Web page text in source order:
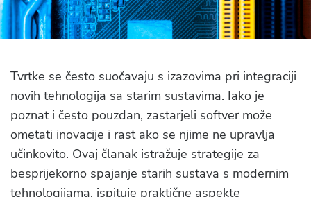
Tvrtke se često suočavaju s izazovima pri integraciji
novih tehnologija sa starim sustavima. Iako je
poznat i često pouzdan, zastarjeli softver može
ometati inovacije i rast ako se njime ne upravlja
učinkovito. Ovaj članak istražuje strategije za
besprijekorno spajanje starih sustava s modernim
tehnologijama, ispituje praktične aspekte